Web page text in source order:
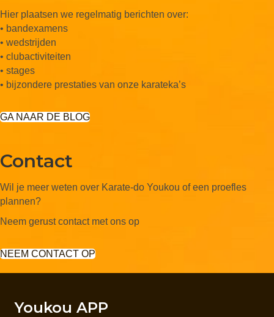
Hier plaatsen we regelmatig berichten over:
• bandexamens
• wedstrijden
• clubactiviteiten
• stages
• bijzondere prestaties van onze karateka’s
GA NAAR DE BLOG
Contact
Wil je meer weten over Karate-do Youkou of een proefles
plannen?
Neem gerust contact met ons op
NEEM CONTACT OP
Youkou APP